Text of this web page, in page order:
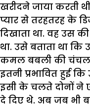
खरीदने जाया करती
प्यार से तरहतरह के
दिखाता था. वह उस
था. उसे बताता था
कमल बबली की
इतनी प्रभावित हुई
इसी के चलते दोनों ने
दे दिए थे. अब जब भी